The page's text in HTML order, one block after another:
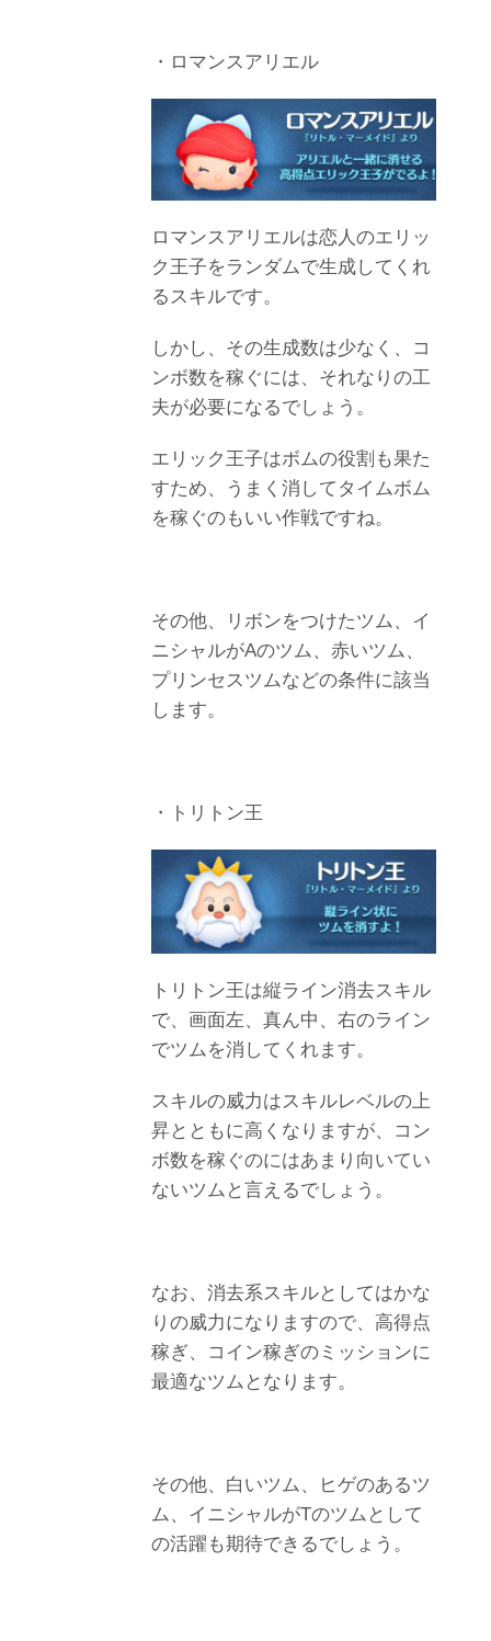
・ロマンスアリエル
ロマンスアリエルは恋人のエリッ
ク王子をランダムで生成してくれ
るスキルです。
しかし、その生成数は少なく、コ
ンボ数を稼ぐには、それなりの工
夫が必要になるでしょう。
エリック王子はボムの役割も果た
すため、うまく消してタイムボム
を稼ぐのもいい作戦ですね。
その他、リボンをつけたツム、イ
ニシャルがAのツム、赤いツム、
プリンセスツムなどの条件に該当
します。
・トリトン王
トリトン王は縦ライン消去スキル
で、画面左、真ん中、右のライン
でツムを消してくれます。
スキルの威力はスキルレベルの上
昇とともに高くなりますが、コン
ボ数を稼ぐのにはあまり向いてい
ないツムと言えるでしょう。
なお、消去系スキルとしてはかな
りの威力になりますので、高得点
稼ぎ、コイン稼ぎのミッションに
最適なツムとなります。
その他、白いツム、ヒゲのあるツ
ム、イニシャルがTのツムとして
の活躍も期待できるでしょう。